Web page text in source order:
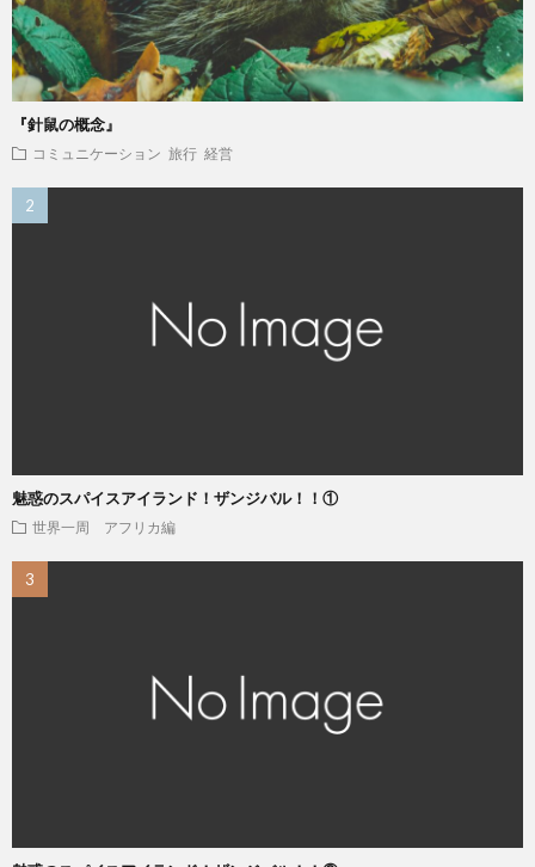
『針鼠の概念』
コミュニケーション 旅行 経営
魅惑のスパイスアイランド！ザンジバル！！①
世界一周 アフリカ編